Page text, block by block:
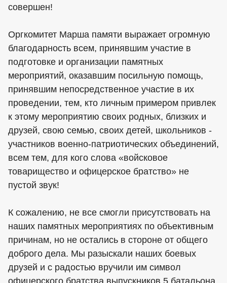
совершен!
Оргкомитет Марша памяти выражает огромную
благодарность всем, принявшим участие в
подготовке и организации памятных
мероприятий, оказавшим посильную помощь,
принявшим непосредственное участие в их
проведении, тем, кто личным примером привлек
к этому мероприятию своих родных, близких и
друзей, свою семью, своих детей, школьников -
участников военно-патриотических объединений,
всем тем, для кого слова «войсковое
товарищество и офицерское братство» не
пустой звук!
К сожалению, не все смогли присутствовать на
наших памятных мероприятиях по объективным
причинам, но не остались в стороне от общего
доброго дела. Мы разыскали наших боевых
друзей и с радостью вручили им символ
офицерского братства выпускников 5 батальона